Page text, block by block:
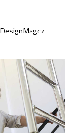
DesignMagcz